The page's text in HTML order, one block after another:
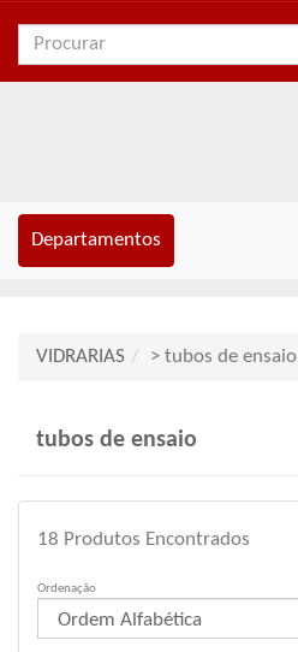
Departamentos
VIDRARIAS > tubos de ensaio
tubos de ensaio
18 Produtos Encontrados
Ordenação